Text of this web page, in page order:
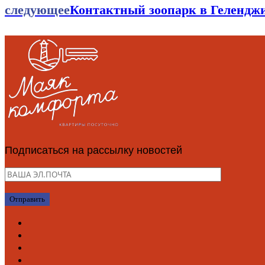
следующееКонтактный зоопарк в
Подписаться на рассылку новостей